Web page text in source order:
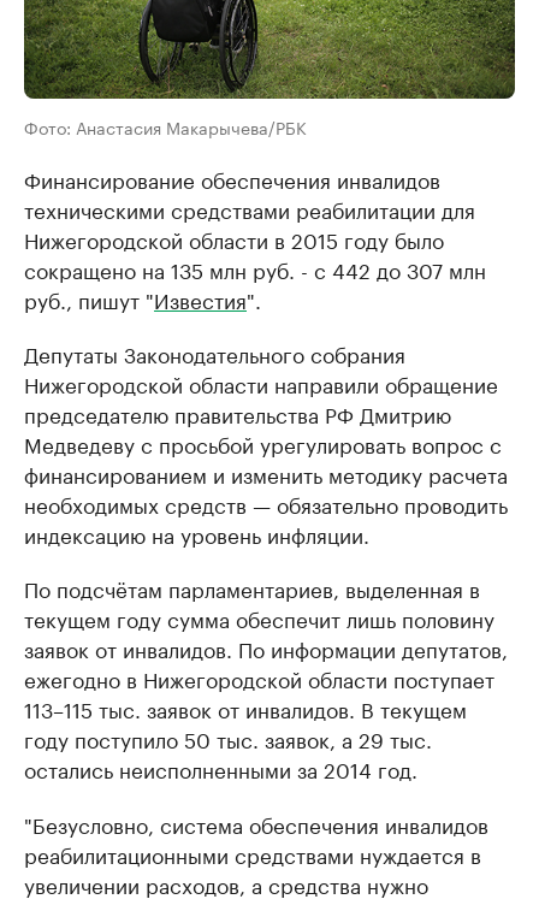
Фото: Анастасия Макарычева/РБК
Финансирование обеспечения инвалидов
техническими средствами реабилитации для
Нижегородской области в 2015 году было
сокращено на 135 млн руб. - с 442 до 307 млн
руб., пишут "Известия".
Депутаты Законодательного собрания
Нижегородской области направили обращение
председателю правительства РФ Дмитрию
Медведеву с просьбой урегулировать вопрос с
финансированием и изменить методику расчета
необходимых средств — обязательно проводить
индексацию на уровень инфляции.
По подсчётам парламентариев, выделенная в
текущем году сумма обеспечит лишь половину
заявок от инвалидов. По информации депутатов,
ежегодно в Нижегородской области поступает
113–115 тыс. заявок от инвалидов. В текущем
году поступило 50 тыс. заявок, а 29 тыс.
остались неисполненными за 2014 год.
"Безусловно, система обеспечения инвалидов
реабилитационными средствами нуждается в
увеличении расходов, а средства нужно